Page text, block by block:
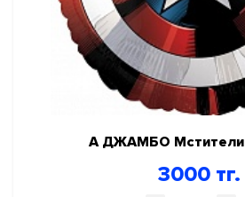
СКИДКИ И АКЦИИ
ГЕЛИЙ, ОБОРУДОВАНИЕ,
А ДЖАМБО Мстители
3000 тг.